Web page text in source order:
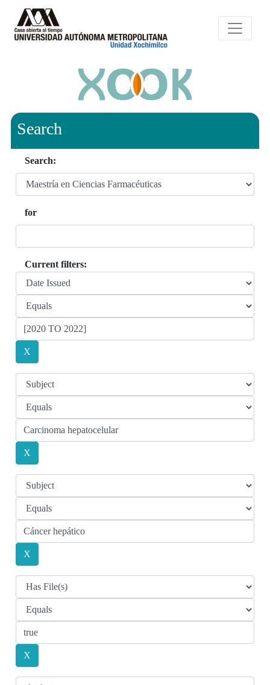
Search
Search:
for
Current filters: